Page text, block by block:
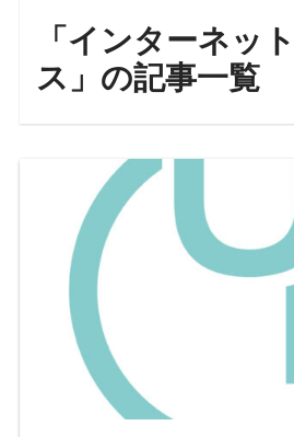
「インターネッ
ス」の記事一覧